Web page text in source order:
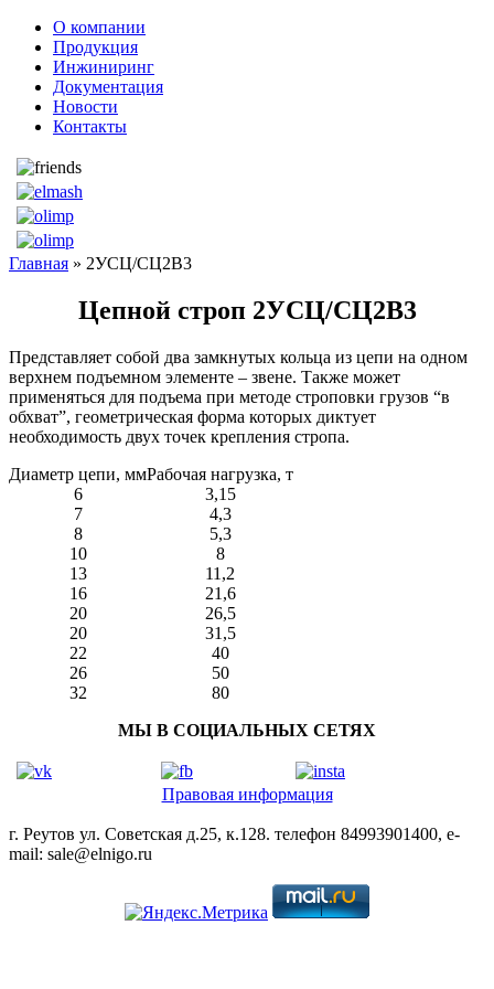
О компании
Продукция
Инжиниринг
Документация
Новости
Контакты
Главная » 2УСЦ/СЦ2В3
Цепной строп 2УСЦ/СЦ2В3
Представляет собой два замкнутых кольца из цепи на одном
верхнем подъемном элементе – звене. Также может
применяться для подъема при методе строповки грузов “в
обхват”, геометрическая форма которых диктует
необходимость двух точек крепления стропа.
Диаметр цепи, ммРабочая нагрузка, т
6
3,15
7
4,3
8
5,3
10
8
13
11,2
16
21,6
20
26,5
20
31,5
22
40
26
50
32
80
МЫ В СОЦИАЛЬНЫХ СЕТЯХ
Правовая информация
г. Реутов ул. Советская д.25, к.128. телефон 84993901400, e-
mail: sale@elnigo.ru